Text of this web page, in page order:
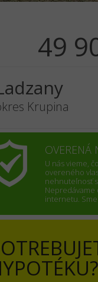
49
Krupina
OVERENÁ
U nás vieme,
overeného
nehnuteľnosť
Nepredávame
internetu.